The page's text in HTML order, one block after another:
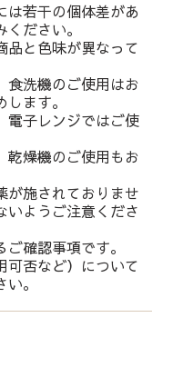
は若干の個体差があ
ださい。
品と色味が異なって
食洗機のご使用はお
ます。
電子レンジではご使
乾燥機のご使用もお
が施されておりませ
いようご注意くださ
確認事項です。
否など）について
。